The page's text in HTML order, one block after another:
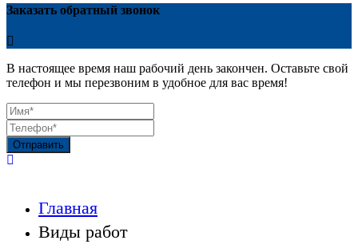
Заказать обратный звонок
В настоящее время наш рабочий день закончен. Оставьте свой
телефон и мы перезвоним в удобное для вас время!
Отправить
Главная
Виды работ